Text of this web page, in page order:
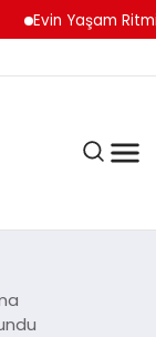
Evin Yaşam Ritmini